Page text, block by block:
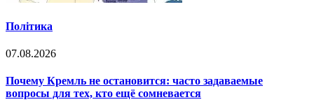
Політика
07.08.2026
Почему Кремль не остановится: часто задаваемые
вопросы для тех, кто ещё сомневается